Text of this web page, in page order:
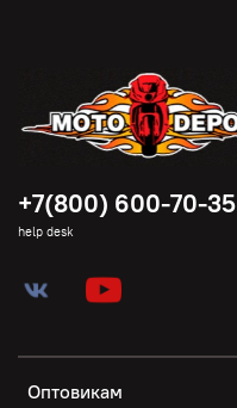
Оптовикам
+7(800) 600-70-35
help desk